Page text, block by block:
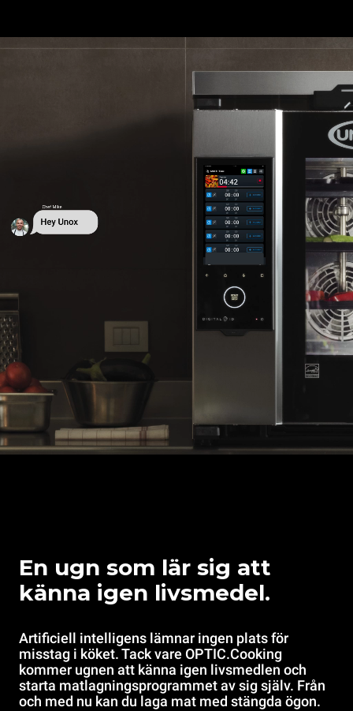
En ugn som lär sig att
känna igen livsmedel.
Artificiell intelligens lämnar ingen plats för
misstag i köket. Tack vare OPTIC.Cooking
kommer ugnen att känna igen livsmedlen och
starta matlagningsprogrammet av sig själv. Från
och med nu kan du laga mat med stängda ögon.